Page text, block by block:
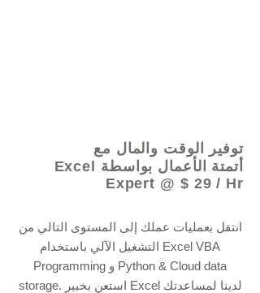
توفير الوقت والمال مع
أتمتة الأعمال بواسطة Excel
Expert @ $ 29 / Hr
انتقل بعمليات عملك إلى المستوى التالي من
التشغيل الآلي باستخدام Excel VBA
Programming و Python & Cloud data
storage. استعن بخبير Excel لدينا لمساعدتك